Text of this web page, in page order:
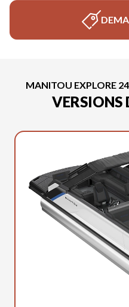
MANITOU EXPLORE
VERSIONS